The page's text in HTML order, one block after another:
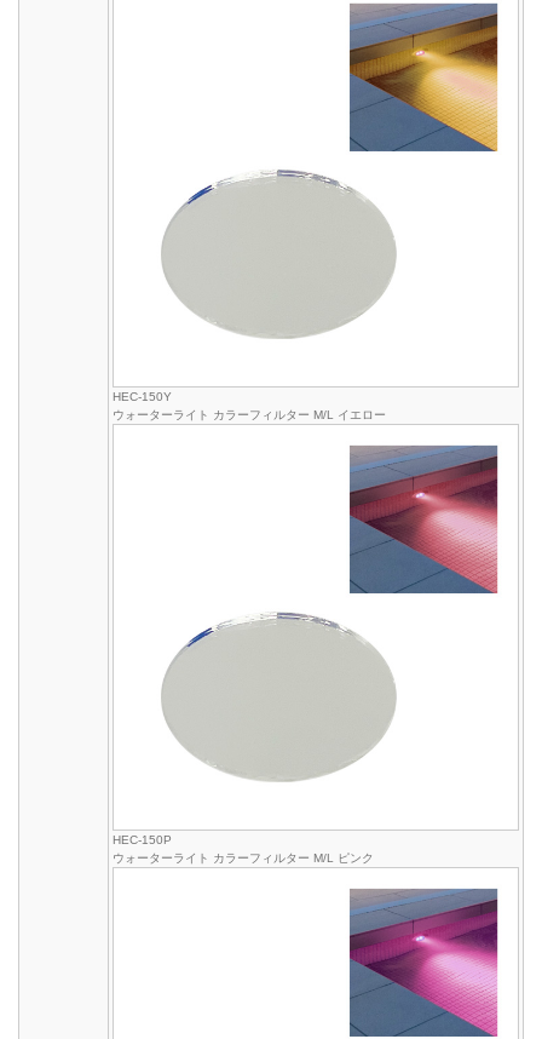
HEC-150Y
ウォーターライト カラーフィルター M/L イエロー
HEC-150P
ウォーターライト カラーフィルター M/L ピンク